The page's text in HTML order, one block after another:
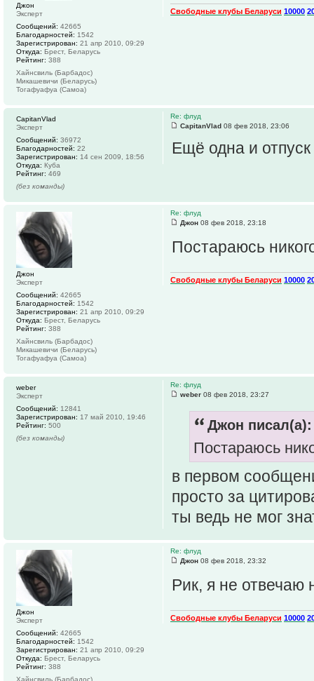
Свободные клубы Беларуси 10000
Джон
Эксперт
Сообщений: 42665
Благодарностей: 1542
Зарегистрирован: 21 апр 2010, 09:29
Откуда: Брест, Беларусь
Рейтинг: 388
Хайнсвиль (Барбадос)
Микашевичи (Беларусь)
Тогафуафуа (Самоа)
Re: флуд
CapitanVlad 08 фев 2018, 23:06
Ещё одна и отпуск
CapitanVlad
Эксперт
Сообщений: 36972
Благодарностей: 22
Зарегистрирован: 14 сен 2009, 18:56
Откуда: Куба
Рейтинг: 469
(без команды)
Re: флуд
Джон 08 фев 2018, 23:18
Постараюсь
Свободные клубы Беларуси 10000
Джон
Эксперт
Сообщений: 42665
Благодарностей: 1542
Зарегистрирован: 21 апр 2010, 09:29
Откуда: Брест, Беларусь
Рейтинг: 388
Хайнсвиль (Барбадос)
Микашевичи (Беларусь)
Тогафуафуа (Самоа)
Re: флуд
weber 08 фев 2018, 23:27
Джон писал(а):
Постараюсь
в первом
просто за
ты ведь не мог
weber
Эксперт
Сообщений: 12841
Зарегистрирован: 17 май 2010, 19:46
Рейтинг: 500
(без команды)
Re: флуд
Джон 08 фев 2018, 23:32
Рик, я не
Свободные клубы Беларуси 10000
Джон
Эксперт
Сообщений: 42665
Благодарностей: 1542
Зарегистрирован: 21 апр 2010, 09:29
Откуда: Брест, Беларусь
Рейтинг: 388
Хайнсвиль (Барбадос)